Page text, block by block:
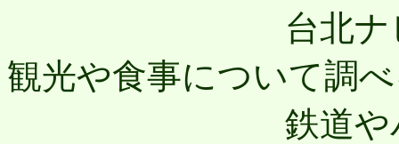
台北ナビ、旅
観光や食事について調
鉄道やバスの